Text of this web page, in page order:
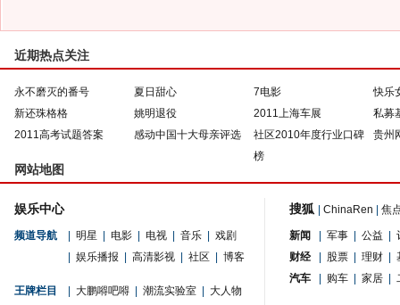
近期热点关注
永不磨灭的番号 夏日甜心 7电影
快乐
新还珠格格
姚明退役 2011上海车展
私募
2011高考试题答案
感动中国十大母亲评选
社区2010年度行业口碑
榜
贵州
网站地图
娱乐中心
频道导航 明星 电影 电视 音乐
戏剧
娱乐播报 高清影视 社区 博客
王牌栏目 大鹏嘚吧嘚 潮流实验室
大人物
搜狐 ChinaRen 焦
新闻 军事 公益
财经
股票 理财
汽车
购车 家居